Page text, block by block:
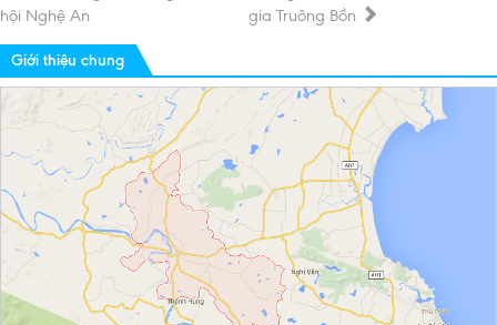
hội Nghệ An
gia Truông Bồn
Giới thiệu chung